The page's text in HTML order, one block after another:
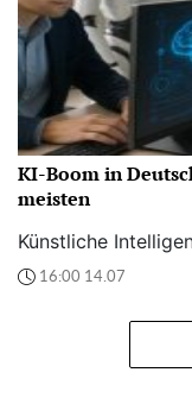
KI-Boom in
meisten
Künstliche
16:00 14.07